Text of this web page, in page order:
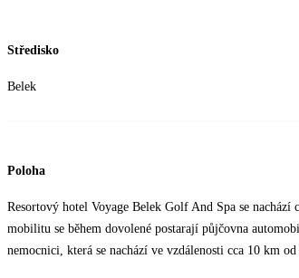
Středisko
Belek
Poloha
Resortový hotel Voyage Belek Golf And Spa se
mobilitu se během dovolené postarají půjčovna
nemocnici, která se nachází ve vzdálenosti cca 10 km